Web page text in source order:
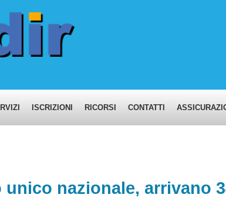
ISCRIZIONI RICORSI CONTATTI
unico nazionale, arrivano